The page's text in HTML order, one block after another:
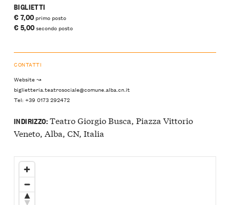
BIGLIETTI
€ 7,00primo posto
€ 5,00secondo posto
CONTATTI
Website ↝
biglietteria.teatrosociale@comune.alba.cn.it
Tel: +39 0173 292472
INDIRIZZO:Teatro Giorgio Busca, Piazza Vittorio
Veneto, Alba, CN, Italia